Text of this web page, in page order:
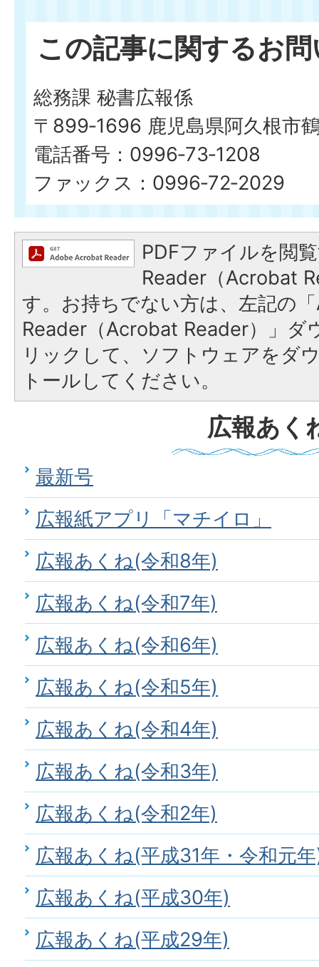
この記事に関するお
総務課 秘書広報係
〒899‐1696 鹿児島県阿久根市
電話番号：0996‐73‐1208
ファックス：0996‐72‐2029
PDFファイルを閲
Reader（Acrobat
す。お持ちでない方は、左記の
Reader（Acrobat Reader）」ダ
リックして、ソフトウェアをダ
トールしてください。
広報あく
最新号
広報紙アプリ「マチイロ」
広報あくね(令和8年)
広報あくね(令和7年)
広報あくね(令和6年)
広報あくね(令和5年)
広報あくね(令和4年)
広報あくね(令和3年)
広報あくね(令和2年)
広報あくね(平成31年・令和元
広報あくね(平成30年)
広報あくね(平成29年)